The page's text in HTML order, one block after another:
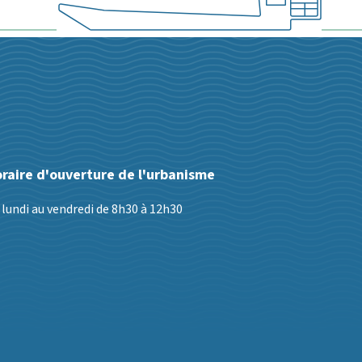
d'ouverture de l'urbanisme
lundi au vendredi de 8h30 à 12h30